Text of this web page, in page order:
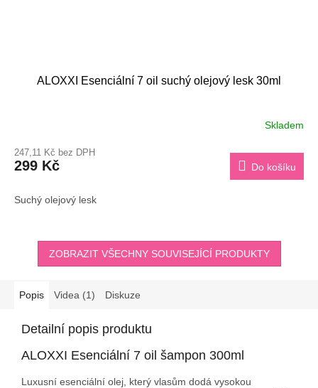
ALOXXI Esenciální 7 oil suchý olejový lesk 30ml
Skladem
247,11 Kč bez DPH
299 Kč Do košíku
Suchý olejový lesk
ZOBRAZIT VŠECHNY SOUVISEJÍCÍ PRODUKTY
Popis Videa (1) Diskuze
Detailní popis produktu
ALOXXI Esenciální 7 oil šampon 300ml
Luxusní esenciální olej, který vlasům dodá vysokou